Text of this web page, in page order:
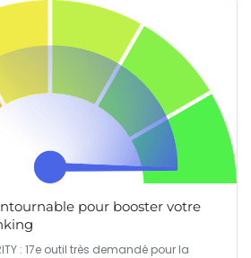
pour booster votre
: 17e outil très demandé pour la